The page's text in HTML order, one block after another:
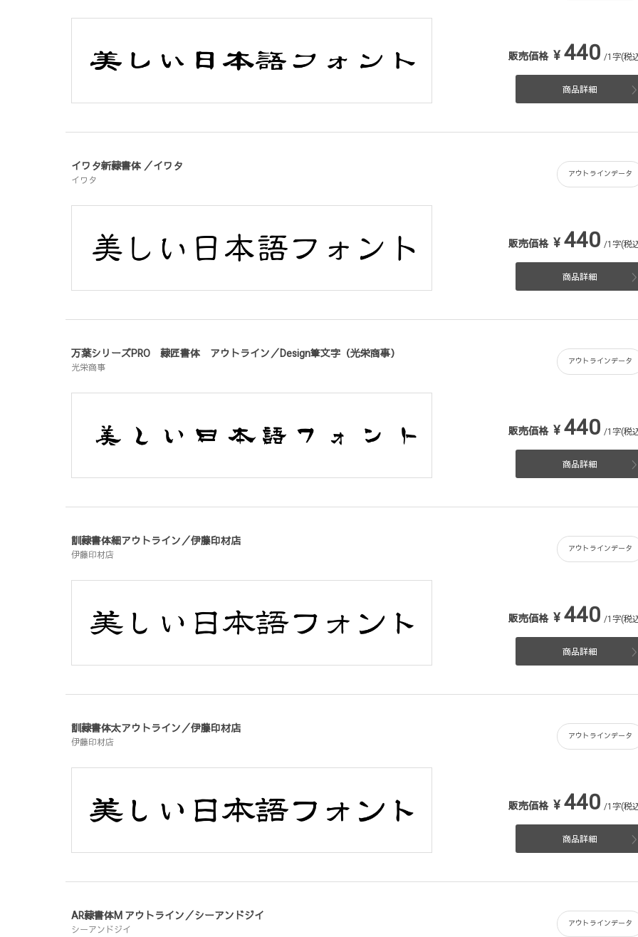
販売価格 ¥440 /1字(税
商品詳細
イワタ新隷書体 ／イワタ
イワタ アウトラインデータ
販売価格 ¥440 /1字(税
商品詳細
万葉シリーズPRO 隷匠書体 アウトライン／Design筆文字（光栄商事）
光栄商事 アウトラインデータ
販売価格 ¥440 /1字(税
商品詳細
訓隷書体細アウトライン／伊藤印材店
伊藤印材店 アウトラインデータ
販売価格 ¥440 /1字(税
商品詳細
訓隷書体太アウトライン／伊藤印材店
伊藤印材店 アウトラインデータ
販売価格 ¥440 /1字(税
商品詳細
AR隷書体M アウトライン／シーアンドジイ
シーアンドジイ アウトラインデータ